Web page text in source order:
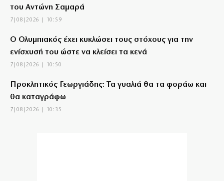
του Αντώνη Σαμαρά
7|08|2026 | 10:59
Ο Ολυμπιακός έχει κυκλώσει τους στόχους για την
ενίσχυσή του ώστε να κλείσει τα κενά
7|08|2026 | 10:50
Προκλητικός Γεωργιάδης: Τα γυαλιά θα τα φοράω και
θα καταγράφω
7|08|2026 | 10:35